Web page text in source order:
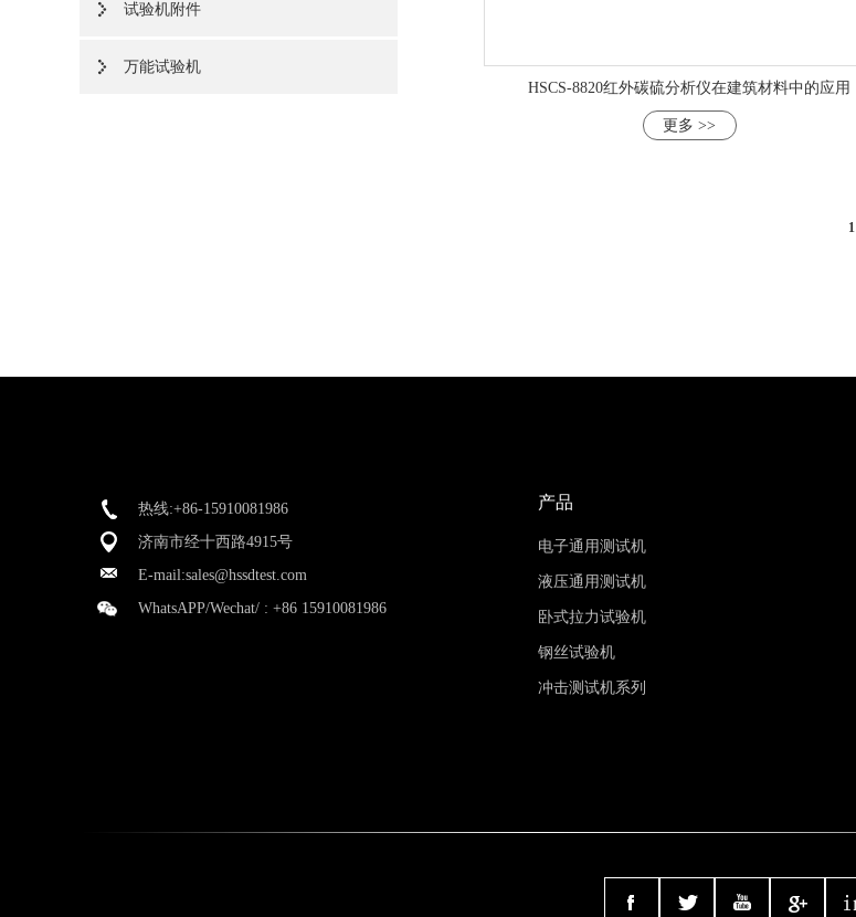
试验机附件
万能试验机
HSCS-8820红外碳硫分析仪在建筑材料中的应用
更多 >>
1
热线:+86-15910081986
济南市经十西路4915号
E-mail:sales@hssdtest.com
WhatsAPP/Wechat/ : +86 15910081986
产品
电子通用测试机
液压通用测试机
卧式拉力试验机
钢丝试验机
冲击测试机系列